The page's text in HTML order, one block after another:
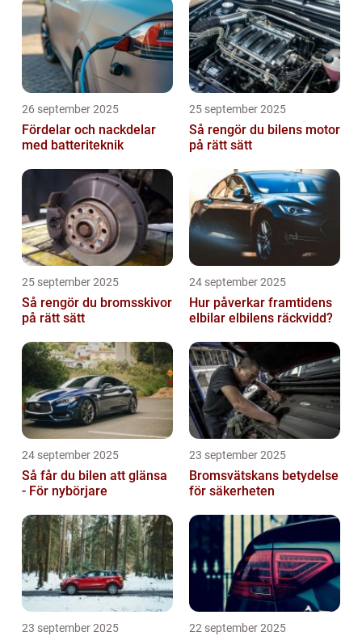
26 september 2025
Fördelar och nackdelar
med batteriteknik
25 september 2025
Så rengör du bilens motor
på rätt sätt
25 september 2025
Så rengör du bromsskivor
på rätt sätt
24 september 2025
Hur påverkar framtidens
elbilar elbilens räckvidd?
24 september 2025
Så får du bilen att glänsa
- För nybörjare
23 september 2025
Bromsvätskans betydelse
för säkerheten
23 september 2025 22 september 2025